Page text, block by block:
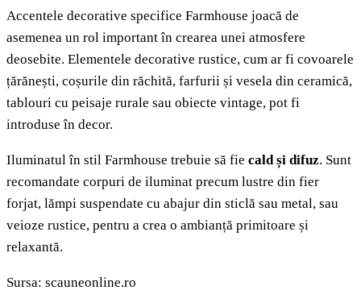
Accentele decorative specifice Farmhouse joacă de
asemenea un rol important în crearea unei atmosfere
deosebite. Elementele decorative rustice, cum ar fi covoarele
țărănești, coșurile din răchită, farfurii și vesela din ceramică,
tablouri cu peisaje rurale sau obiecte vintage, pot fi
introduse în decor.
Iluminatul în stil Farmhouse trebuie să fie cald și difuz. Sunt
recomandate corpuri de iluminat precum lustre din fier
forjat, lămpi suspendate cu abajur din sticlă sau metal, sau
veioze rustice, pentru a crea o ambianță primitoare și
relaxantă.
Sursa: scauneonline.ro